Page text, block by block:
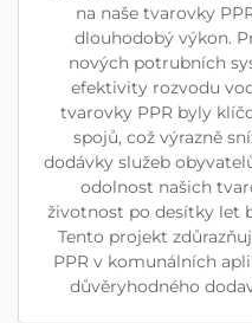
na naše tvarovky
dlouhodobý výkon.
nových potrubních
efektivity rozvodu
tvarovky PPR byly
spojů, což výrazně
dodávky služeb
odolnost našich
životnost po desítky let
Tento projekt
PPR v komunálních
důvěryhodného